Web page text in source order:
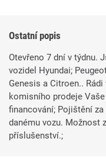
Ostatní popis
Otevřeno 7 dní v týdnu.
vozidel Hyundai;
Genesis a Citroen..
komisního prodeje
financování; Pojištění
danému vozu. Možnost
příslušenství.;